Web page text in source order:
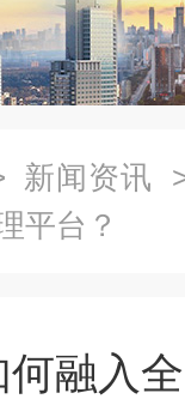
新闻资讯
平台？
融入